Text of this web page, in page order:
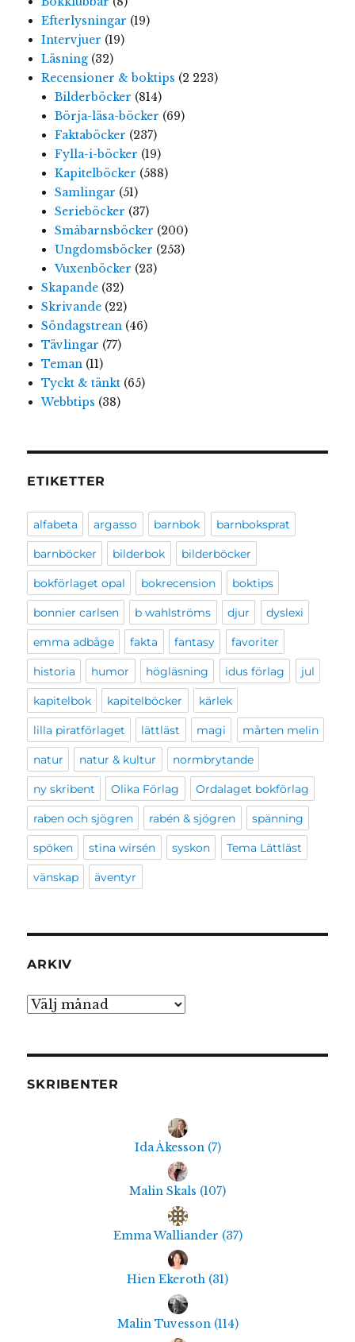
Efterlysningar (19)
Intervjuer (19)
Läsning(32)
Recensioner & boktips (2 223)
Bilderböcker (814)
Börja-läsa-böcker (69)
Faktaböcker (237)
Fylla-i-böcker (19)
Kapitelböcker (588)
Samlingar (51)
Serieböcker (37)
Småbarnsböcker (200)
Ungdomsböcker (253)
Vuxenböcker (23)
Skapande(32)
Skrivande(22)
Söndagstrean(46)
Tävlingar (77)
Teman(11)
Tyckt & tänkt(65)
Webbtips (38)
ETIKETTER
alfabeta argasso barnbok barnboksprat
barnböcker bilderbok bilderböcker
bokförlaget opal bokrecension boktips
bonnier carlsen b wahlströms djur dyslexi
emma adbåge fakta fantasy favoriter
historia humor högläsning idus förlag jul
kapitelbok kapitelböcker kärlek
lilla piratförlaget lättläst magi mårten melin
natur natur & kultur normbrytande
ny skribent Olika Förlag Ordalaget bokförlag
raben och sjögren rabén & sjögren spänning
spöken stina wirsén syskon Tema Lättläst
vänskap äventyr
ARKIV
Arkiv
SKRIBENTER
Ida Åkesson (7)
Malin Skals (107)
Emma Walliander (37)
Hien Ekeroth (31)
Malin Tuvesson (114)